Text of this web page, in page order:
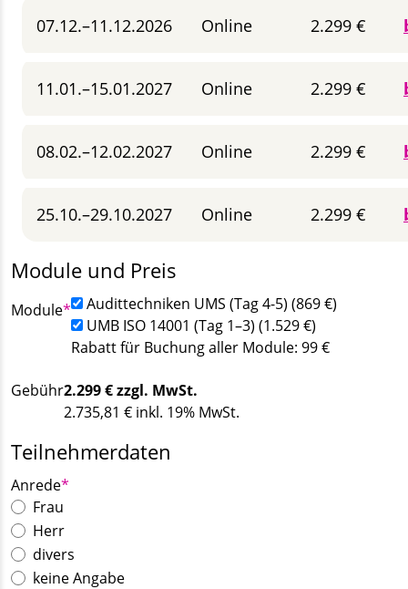
07.12.–11.12.2026 Online 2.299 €
11.01.–15.01.2027 Online 2.299 €
08.02.–12.02.2027 Online 2.299 €
25.10.–29.10.2027 Online 2.299 €
Module und Preis
Pflichtfeld
Module*
Audittechniken UMS (Tag 4-5) (869 €)
UMB ISO 14001 (Tag 1–3) (1.529 €)
Rabatt für Buchung aller Module: 99 €
Gebühr2.299€ zzgl. MwSt.
2.735,81 € inkl. 19% MwSt.
Teilnehmerdaten
Pflichtfeld
Anrede*
Frau
Herr
divers
keine Angabe